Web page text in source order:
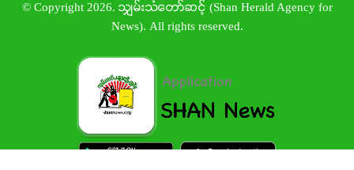
© Copyright 2026. သျှမ်းသံတော်ဆင့် (Shan Herald Agency for
News). All rights reserved.